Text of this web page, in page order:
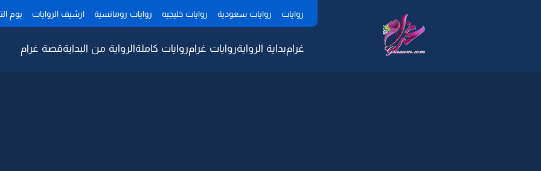
روايات روايات سعودية روايات خليجيه روايات رومانسية ارشيف الروايات يوم
غرامبداية الروايةروايات غرامروايات كاملةالرواية من البدايةقصة غرام